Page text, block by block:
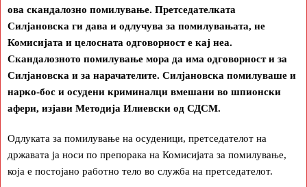
ова скандалозно помилување. Претседателката
Силјановска ги дава и одлучува за помилувањата, не
Комисијата и целосната одговорност е кај неа.
Скандалозното помилување мора да има одговорност и за
Силјановска и за нарачателите. Силјановска помилуваше и
нарко-бос и осудени криминалци вмешани во шпионски
афери, изјави Методија Илиевски од СДСМ.
Одлуката за помилување на осуденици, претседателот на
државата ја носи по препорака на Комисијата за помилување,
која е постојано работно тело во служба на претседателот.